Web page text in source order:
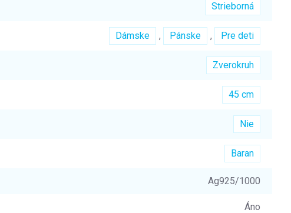
Strieborná
Dámske , Pánske , Pre deti
Zverokruh
45 cm
Nie
Baran
Ag925/1000
Áno